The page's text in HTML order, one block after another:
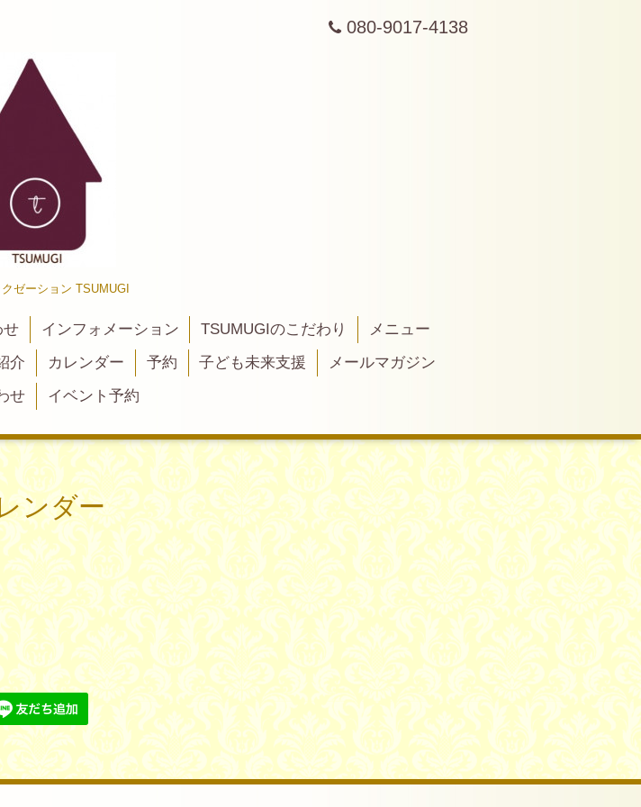
080-9017-4138
ゼーション TSUMUGI
せ インフォメーション TSUMUGIのこだわり
メニュー
介 カレンダー 予約 子ども未来支援
メールマガジン
せ
イベント予約
ンダー